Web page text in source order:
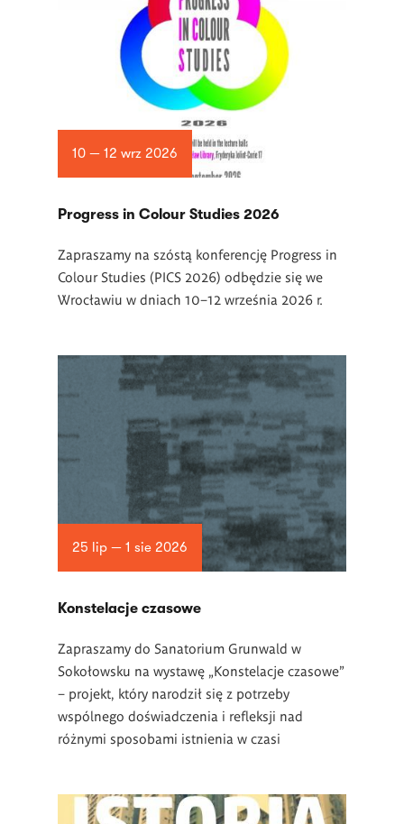
10 — 12 wrz 2026
Progress in Colour Studies 2026
Zapraszamy na szóstą konferencję Progress in
Colour Studies (PICS 2026) odbędzie się we
Wrocławiu w dniach 10–12 września 2026 r.
25 lip — 1 sie 2026
Konstelacje czasowe
Zapraszamy do Sanatorium Grunwald w
Sokołowsku na wystawę „Konstelacje czasowe”
– projekt, który narodził się z potrzeby
wspólnego doświadczenia i refleksji nad
różnymi sposobami istnienia w czasi